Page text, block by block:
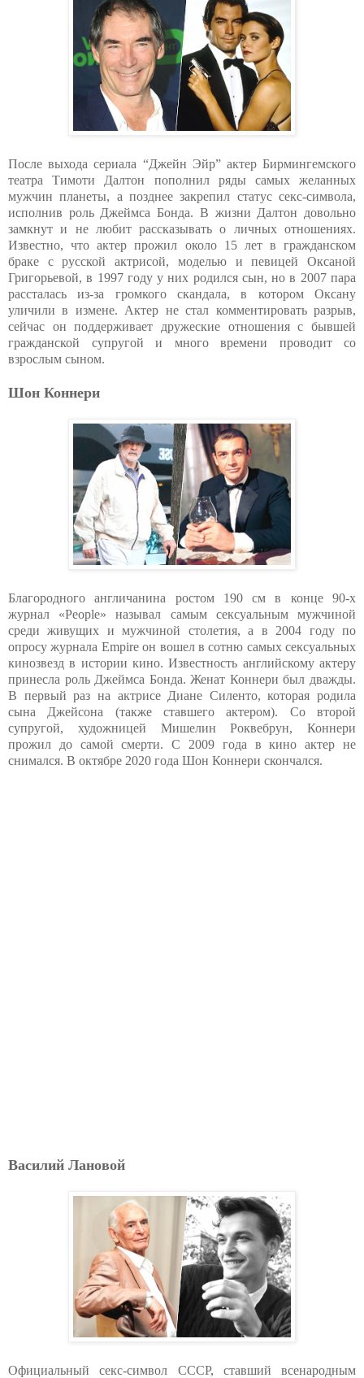
После выхода сериала “Джейн Эйр” актер Бирмингемского
театра Тимоти Далтон пополнил ряды самых желанных
мужчин планеты, а позднее закрепил статус секс-символа,
исполнив роль Джеймса Бонда. В жизни Далтон довольно
замкнут и не любит рассказывать о личных отношениях.
Известно, что актер прожил около 15 лет в гражданском
браке с русской актрисой, моделью и певицей Оксаной
Григорьевой, в 1997 году у них родился сын, но в 2007 пара
рассталась из-за громкого скандала, в котором Оксану
уличили в измене. Актер не стал комментировать разрыв,
сейчас он поддерживает дружеские отношения с бывшей
гражданской супругой и много времени проводит со
взрослым сыном.
Шон Коннери
Благородного англичанина ростом 190 см в конце 90-х
журнал «People» называл самым сексуальным мужчиной
среди живущих и мужчиной столетия, а в 2004 году по
опросу журнала Empire он вошел в сотню самых сексуальных
кинозвезд в истории кино. Известность английскому актеру
принесла роль Джеймса Бонда. Женат Коннери был дважды.
В первый раз на актрисе Диане Силенто, которая родила
сына Джейсона (также ставшего актером). Со второй
супругой, художницей Мишелин Роквебрун, Коннери
прожил до самой смерти. С 2009 года в кино актер не
снимался. В октябре 2020 года Шон Коннери скончался.
Василий Лановой
Официальный секс-символ СССР, ставший всенародным